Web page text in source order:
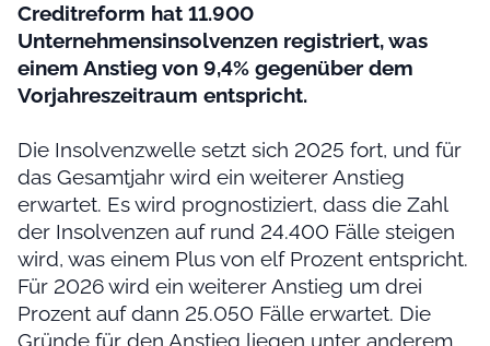
Creditreform hat 11.900
Unternehmensinsolvenzen registriert, was
einem Anstieg von 9,4% gegenüber dem
Vorjahreszeitraum entspricht.
Die Insolvenzwelle setzt sich 2025 fort, und für
das Gesamtjahr wird ein weiterer Anstieg
erwartet. Es wird prognostiziert, dass die Zahl
der Insolvenzen auf rund 24.400 Fälle steigen
wird, was einem Plus von elf Prozent entspricht.
Für 2026 wird ein weiterer Anstieg um drei
Prozent auf dann 25.050 Fälle erwartet. Die
Gründe für den Anstieg liegen unter anderem